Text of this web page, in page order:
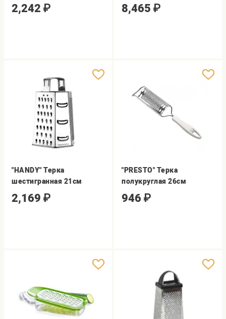
2,242 ₽ 8,465 ₽
"HANDY" Терка
шестигранная 21см
2,169 ₽
"PRESTO" Терка
полукруглая 26см
946 ₽